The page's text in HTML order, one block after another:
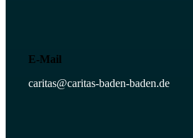
E-Mail
caritas@caritas-baden-baden.de